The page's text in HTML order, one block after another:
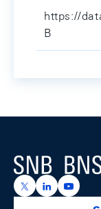
https://
B
Logo
https://x.com/
https://